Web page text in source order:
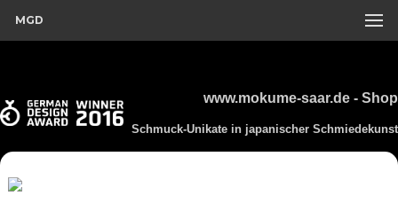
MGD
www.mokume-saar.de - Shop
Schmuck-Unikate in japanischer Schmiedekunst